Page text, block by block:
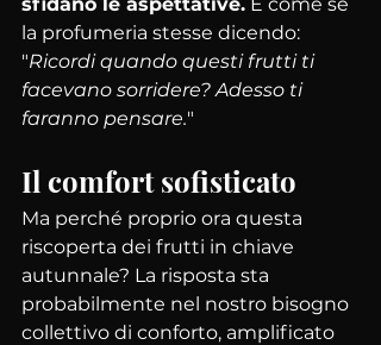
la profumeria stesse dicendo:
"Ricordi quando questi frutti ti
facevano sorridere? Adesso ti
faranno pensare."
Il comfort sofisticato
Ma perché proprio ora questa
riscoperta dei frutti in chiave
autunnale? La risposta sta
probabilmente nel nostro bisogno
collettivo di conforto, amplificato